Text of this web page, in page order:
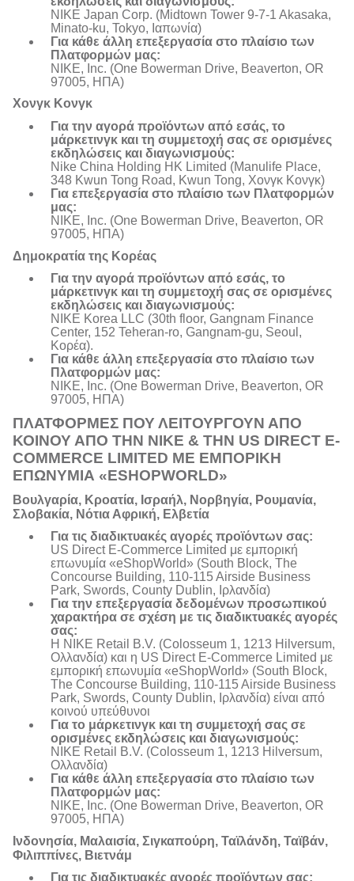
NIKE Japan Corp. (Midtown Tower 9-7-1 Akasaka,
Minato-ku, Tokyo, Ιαπωνία)
Για κάθε άλλη επεξεργασία στο πλαίσιο των
Πλατφορμών μας:
NIKE, Inc. (One Bowerman Drive, Beaverton, OR
97005, ΗΠΑ)
Χονγκ Κονγκ
Για την αγορά προϊόντων από εσάς, το
μάρκετινγκ και τη συμμετοχή σας σε ορισμένες
εκδηλώσεις και διαγωνισμούς:
Nike China Holding HK Limited (Manulife Place,
348 Kwun Tong Road, Kwun Tong, Χονγκ Κονγκ)
Για επεξεργασία στο πλαίσιο των Πλατφορμών
μας:
NIKE, Inc. (One Bowerman Drive, Beaverton, OR
97005, ΗΠΑ)
Δημοκρατία της Κορέας
Για την αγορά προϊόντων από εσάς, το
μάρκετινγκ και τη συμμετοχή σας σε ορισμένες
εκδηλώσεις και διαγωνισμούς:
NIKE Korea LLC (30th floor, Gangnam Finance
Center, 152 Teheran-ro, Gangnam-gu, Seoul,
Κορέα).
Για κάθε άλλη επεξεργασία στο πλαίσιο των
Πλατφορμών μας:
NIKE, Inc. (One Bowerman Drive, Beaverton, OR
97005, ΗΠΑ)
ΠΛΑΤΦΟΡΜΕΣ ΠΟΥ ΛΕΙΤΟΥΡΓΟΥΝ ΑΠΟ
ΚΟΙΝΟΥ ΑΠΟ ΤΗΝ NIKE & ΤΗΝ US DIRECT E-
COMMERCE LIMITED ΜΕ ΕΜΠΟΡΙΚΗ
ΕΠΩΝΥΜΙΑ «ESHOPWORLD»
Βουλγαρία, Κροατία, Ισραήλ, Νορβηγία, Ρουμανία,
Σλοβακία, Νότια Αφρική, Ελβετία
Για τις διαδικτυακές αγορές προϊόντων σας:
US Direct E-Commerce Limited με εμπορική
επωνυμία «eShopWorld» (South Block, The
Concourse Building, 110-115 Airside Business
Park, Swords, County Dublin, Ιρλανδία)
Για την επεξεργασία δεδομένων προσωπικού
χαρακτήρα σε σχέση με τις διαδικτυακές αγορές
σας:
Η NIKE Retail B.V. (Colosseum 1, 1213 Hilversum,
Ολλανδία) και η US Direct E-Commerce Limited με
εμπορική επωνυμία «eShopWorld» (South Block,
The Concourse Building, 110-115 Airside Business
Park, Swords, County Dublin, Ιρλανδία) είναι από
κοινού υπεύθυνοι
Για το μάρκετινγκ και τη συμμετοχή σας σε
ορισμένες εκδηλώσεις και διαγωνισμούς:
NIKE Retail B.V. (Colosseum 1, 1213 Hilversum,
Ολλανδία)
Για κάθε άλλη επεξεργασία στο πλαίσιο των
Πλατφορμών μας:
NIKE, Inc. (One Bowerman Drive, Beaverton, OR
97005, ΗΠΑ)
Ινδονησία, Μαλαισία, Σιγκαπούρη, Ταϊλάνδη, Ταϊβάν,
Φιλιππίνες, Βιετνάμ
Για τις διαδικτυακές αγορές προϊόντων σας: